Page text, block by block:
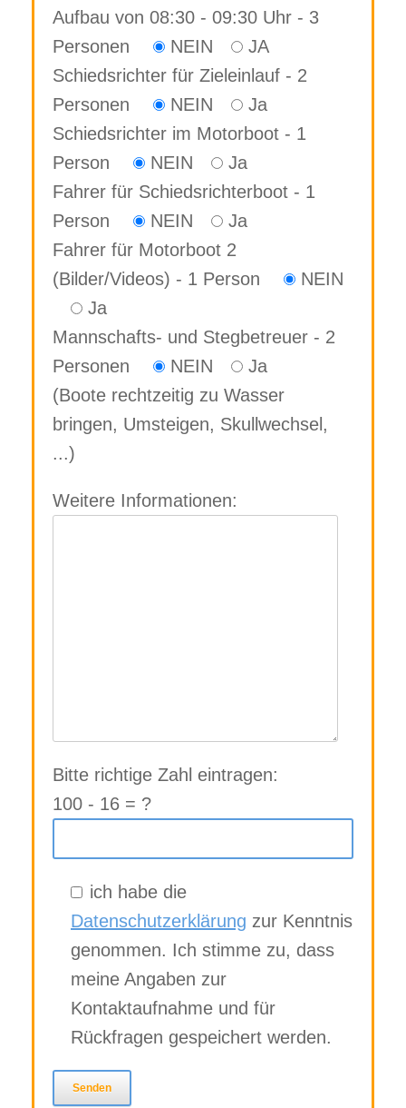
Aufbau von 08:30 - 09:30 Uhr - 3
Personen
NEIN
JA
Schiedsrichter für Zieleinlauf - 2
Personen
NEIN
Ja
Schiedsrichter im Motorboot - 1
Person
NEIN
Ja
Fahrer für Schiedsrichterboot - 1
Person
NEIN
Ja
Fahrer für Motorboot 2
(Bilder/Videos) - 1 Person
NEIN
Ja
Mannschafts- und Stegbetreuer - 2
Personen
NEIN
Ja
(Boote rechtzeitig zu Wasser
bringen, Umsteigen, Skullwechsel,
...)
Weitere Informationen:
Bitte richtige Zahl eintragen:
100 - 16 = ?
ich habe die
Datenschutzerklärung zur Kenntnis
genommen. Ich stimme zu, dass
meine Angaben zur
Kontaktaufnahme und für
Rückfragen gespeichert werden.
Bitte lasse dieses Feld leer.